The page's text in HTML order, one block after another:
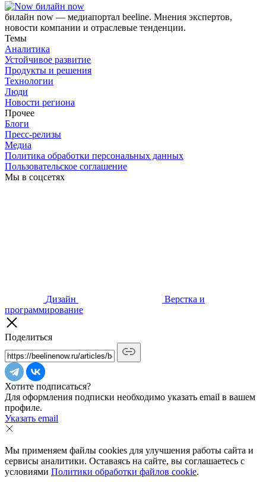
билайн now
билайн now — медиапортал beeline. Мнения экспертов,
новости компании и отраслевые тенденции.
Темы
Аналитика
Устойчивое развитие
Продукты и решения
Технологии
Люди
Новости региона
Прочее
Блоги
Пресс-релизы
Медиа
Политика обработки персональных данных
Пользовательское соглашение
Мы в соцсетях
Дизайн
Верстка и
программирование
Поделиться
Хотите подписаться?
Для оформления подписки необходимо указать email в вашем
профиле.
Указать email
Мы применяем файлы cookies для улучшения работы сайта и
сервисы аналитики. Оставаясь на сайте, вы соглашаетесь с
условиями Политики обработки файлов cookie.